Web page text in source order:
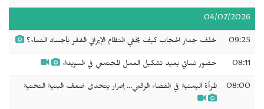
04/07/2026
09:25 خلف جدار الحجاب كيف يخفي النظام الإيراني الفقر بأجساد النساء؟
08:11 حضور نسائي يعيد تشكيل العمل المجتمعي في السويداء
08:00 المرأة اليمنية في الفضاء الرقمي... إصرار يتحدى ضعف البنية التحتية